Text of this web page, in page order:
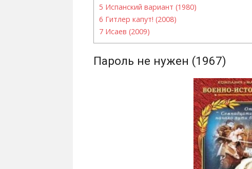
5 Испанский вариант (1980)
6 Гитлер капут! (2008)
7 Исаев (2009)
Пароль не нужен (1967)